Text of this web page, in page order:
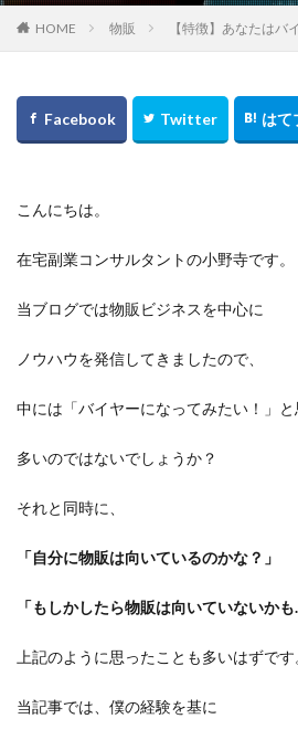
HOME 物販 【特徴】あなたは
こんにちは。
在宅副業コンサルタントの小野寺です。
当ブログでは物販ビジネスを中心に
ノウハウを発信してきましたので、
中には「バイヤーになってみたい！」
多いのではないでしょうか？
それと同時に、
「自分に物販は向いているのかな？」
「もしかしたら物販は向いていないかも
上記のように思ったことも多いはずです
当記事では、僕の経験を基に